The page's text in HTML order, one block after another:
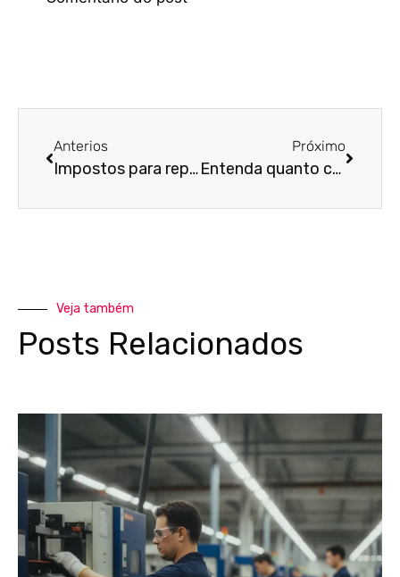
Anterios
Impostos para representantes comerciais: saiba quais são eles!
Próximo
Entenda quanto custa para fazer IRPF
Veja também
Posts Relacionados